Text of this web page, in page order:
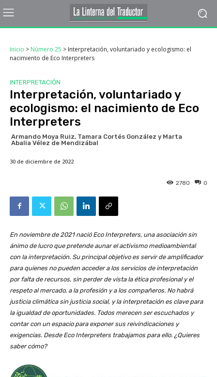
Inicio > Número 25 > Interpretación, voluntariado y ecologismo: el
nacimiento de Eco Interpreters
INTERPRETACIÓN
Interpretación, voluntariado y
ecologismo: el nacimiento de Eco
Interpreters
Armando Moya Ruiz, Tamara Cortés González y Marta
Abalia Vélez de Mendizábal
30 de diciembre de 2022
0
2780
En noviembre de 2021 nació Eco Interpreters, una asociación sin
ánimo de lucro que pretende aunar el activismo medioambiental
con la interpretación. Su principal objetivo es servir de amplificador
para quienes no pueden acceder a los servicios de interpretación
por falta de recursos, sin perder de vista la ética profesional y el
respeto al mercado, a la profesión y a los compañeros. No habrá
justicia climática sin justicia social, y la interpretación es clave para
la igualdad de oportunidades. Todos merecen ser escuchados y
contar con un espacio para exponer sus reivindicaciones y
exigencias. Desde Eco Interpreters trabajamos para ello. ¿Quieres
saber cómo?